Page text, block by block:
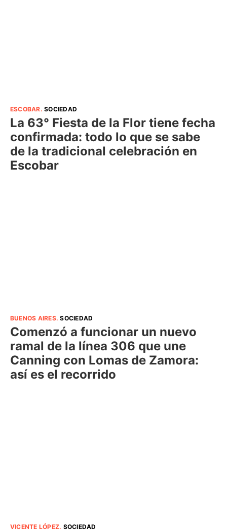
ESCOBAR.SOCIEDAD
La 63° Fiesta de la Flor tiene fecha
confirmada: todo lo que se sabe
de la tradicional celebración en
Escobar
BUENOS AIRES.SOCIEDAD
Comenzó a funcionar un nuevo
ramal de la línea 306 que une
Canning con Lomas de Zamora:
así es el recorrido
VICENTE LÓPEZ. SOCIEDAD